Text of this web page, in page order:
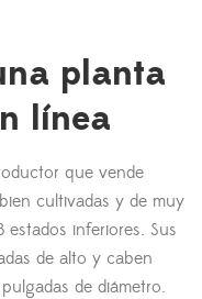
planta
línea
que vende
cultivadas y de muy
inferiores. Sus
de alto y caben
de diámetro.